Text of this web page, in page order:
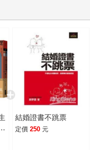
結婚證書不跳票
定價 250 元